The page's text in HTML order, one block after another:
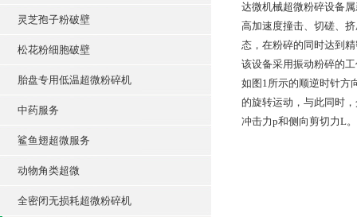
灵芝孢子粉破壁
松花粉细胞破壁
胎盘专用低温超微粉碎机
中药服务
鲨鱼翅超微服务
动物角类超微
全密闭无损耗超微粉碎机
达微机械超微粉碎设备
高加速度撞击、切磋、
态，在粉碎的同时达到
该设备采用振动粉碎的
如图1所示的顺逆时针方
的旋转运动，与此同时
冲击力p和侧向剪切力L